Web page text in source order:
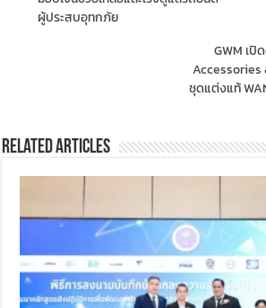
ผู้ประสบอุทกภัย
GWM เปิ
Accessories
ชุดแต่งแท้
Related Articles